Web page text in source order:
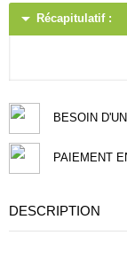
arrow_drop_down Récapitulatif :
BESOIN
PAIEMENT
DESCRIPTION